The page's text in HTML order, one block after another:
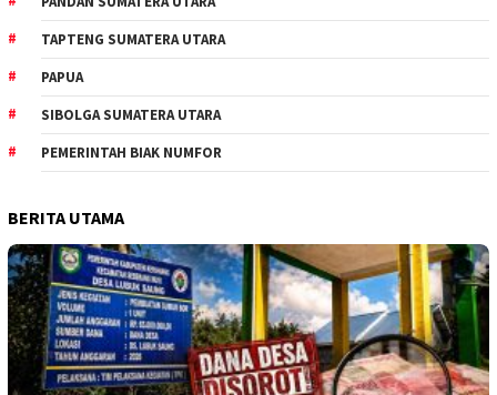
TAPTENG SUMATERA UTARA
PAPUA
SIBOLGA SUMATERA UTARA
PEMERINTAH BIAK NUMFOR
BERITA UTAMA